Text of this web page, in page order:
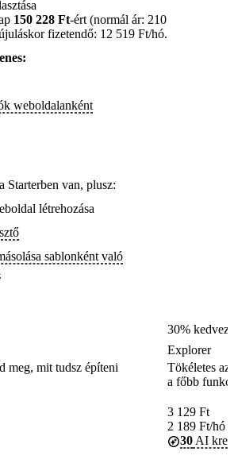
150 228 Ft-ért (normál ár: 210
fizetendő: 12 519 Ft/hó.
weboldalanként
Starterben van, plusz:
létrehozása
sablonként való
meg, mit tudsz építeni
30%
Explorer
Tökéletes
a főbb
3 129 Ft
2 189 Ft/hó
30 AI